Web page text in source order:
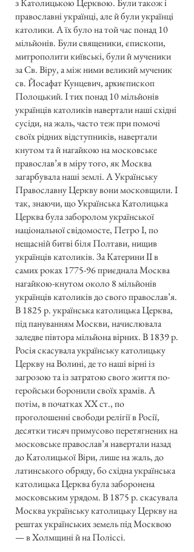
з Католицькою Церквою. Були також і
православні українці, але й були українці
католики. А їх було на той час понад 10
мільйонів. Були священики, єпископи,
митрополити київські, були й мученики
за Св. Віру, а між ними великий мученик
св. Йосафат Кунцевич, архиєпископ
Полоцький. І тих понад 10 мільйонів
українців католиків навертали наші східні
сусіди, на жаль, часто теж при помочі
своїх рідних відступників, навертали
кнутом та й нагайкою на московське
православ’я в міру того, як Москва
загарбувала наші землі. А Українську
Православну Церкву вони московщили. І
так, знаючи, що Українська Католицька
Церква була заборолом української
національної свідомосте, Петро І, по
нещасній битві біля Полтави, нищив
українців католиків. За Катерини II в
самих роках 1775-96 приєднала Москва
нагайкою-кнутом около 8 мільйонів
українців католиків до свого православ’я.
В 1825 р. українська католицька Церква,
під пануванням Москви, начислювала
заледве півтора мільйона вірних. В 1839 р.
Росія скасувала українську католицьку
Церкву на Волині, де то наші вірні із
загрозою та із затратою свого життя по-
геройськи боронили своїх храмів. А
потім, в початках XX ст., по
проголошенні свободи релігії в Росії,
десятки тисяч примусово перетягнених на
московське православ’я навертали назад
до Католицької Віри, лише на жаль, до
латинського обряду, бо східна українська
католицька Церква була заборонена
московським урядом. В 1875 р. скасувала
Москва українську католицьку Церкву на
рештах українських земель під Москвою
— в Холмщині й на Поліссі.